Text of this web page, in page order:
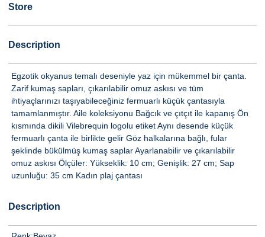
Store
Description
Egzotik okyanus temalı deseniyle yaz için mükemmel bir çanta.
Zarif kumaş sapları, çıkarılabilir omuz askısı ve tüm
ihtiyaçlarınızı taşıyabileceğiniz fermuarlı küçük çantasıyla
tamamlanmıştır. Aile koleksiyonu Bağcık ve çıtçıt ile kapanış Ön
kısmında dikili Vilebrequin logolu etiket Aynı desende küçük
fermuarlı çanta ile birlikte gelir Göz halkalarına bağlı, fular
şeklinde bükülmüş kumaş saplar Ayarlanabilir ve çıkarılabilir
omuz askısı Ölçüler: Yükseklik: 10 cm; Genişlik: 27 cm; Sap
uzunluğu: 35 cm Kadın plaj çantası
Description